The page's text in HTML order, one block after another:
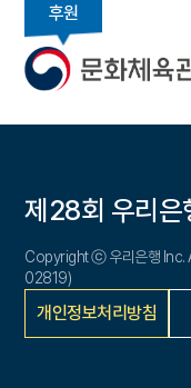
후원
제28회 우리은
Copyright ⓒ 우리은행 Inc.
02819)
개인정보처리방침